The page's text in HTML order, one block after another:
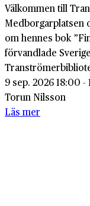
Välkommen till
Medborgarplatsen
om hennes bok
förvandlade
9 sep. 2026 18:00 -
Torun Nilsson
Läs mer